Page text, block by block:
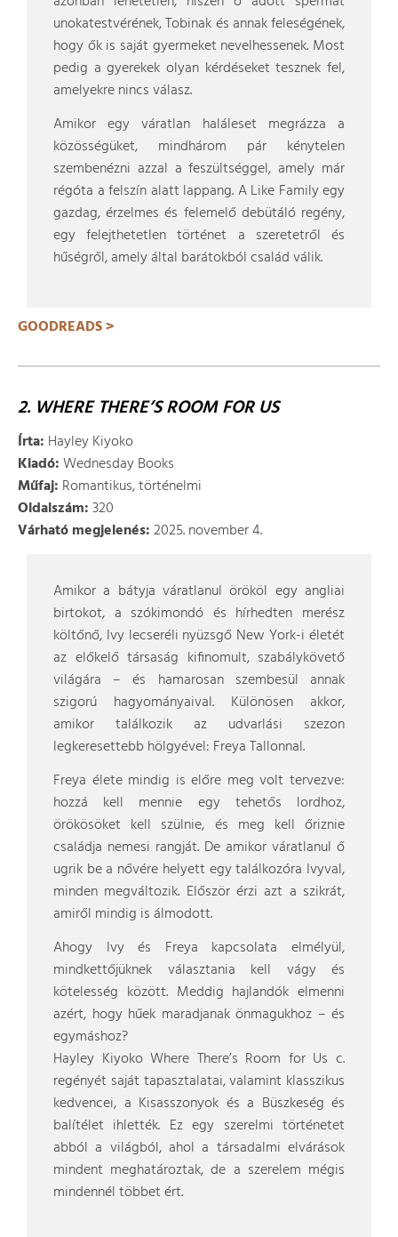
unokatestvérének, Tobinak és annak feleségének,
hogy ők is saját gyermeket nevelhessenek. Most
pedig a gyerekek olyan kérdéseket tesznek fel,
amelyekre nincs válasz.
Amikor egy váratlan haláleset megrázza a
közösségüket, mindhárom pár kénytelen
szembenézni azzal a feszültséggel, amely már
régóta a felszín alatt lappang. A Like Family egy
gazdag, érzelmes és felemelő debütáló regény,
egy felejthetetlen történet a szeretetről és
hűségről, amely által barátokból család válik.
GOODREADS >
2. WHERE THERE’S ROOM FOR US
Írta: Hayley Kiyoko
Kiadó:Wednesday Books
Műfaj: Romantikus, történelmi
Oldalszám:320
Várható megjelenés:2025. november 4.
Amikor a bátyja váratlanul örököl egy angliai
birtokot, a szókimondó és hírhedten merész
költőnő, Ivy lecseréli nyüzsgő New York-i életét
az előkelő társaság kifinomult, szabálykövető
világára – és hamarosan szembesül annak
szigorú hagyományaival. Különösen akkor,
amikor találkozik az udvarlási szezon
legkeresettebb hölgyével: Freya Tallonnal.
Freya élete mindig is előre meg volt tervezve:
hozzá kell mennie egy tehetős lordhoz,
örökösöket kell szülnie, és meg kell őriznie
családja nemesi rangját. De amikor váratlanul ő
ugrik be a nővére helyett egy találkozóra Ivyval,
minden megváltozik. Először érzi azt a szikrát,
amiről mindig is álmodott.
Ahogy Ivy és Freya kapcsolata elmélyül,
mindkettőjüknek választania kell vágy és
kötelesség között. Meddig hajlandók elmenni
azért, hogy hűek maradjanak önmagukhoz – és
egymáshoz?
Hayley Kiyoko Where There’s Room for Us c.
regényét saját tapasztalatai, valamint klasszikus
kedvencei, a Kisasszonyok és a Büszkeség és
balítélet ihlették. Ez egy szerelmi történetet
abból a világból, ahol a társadalmi elvárások
mindent meghatároztak, de a szerelem mégis
mindennél többet ért.